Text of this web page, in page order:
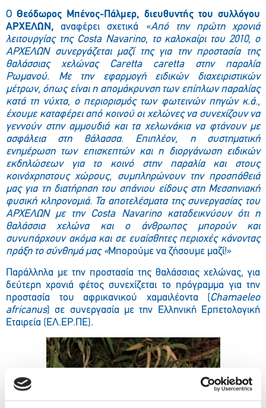
OΘεόδωρος Μπένος-Πάλμερ, διευθυντής του συλλόγου
ΑΡΧΕΛΩΝ,αναφέρει σχετικά «Από την πρώτη χρονιά
λειτουργίας της Costa Navarino, το καλοκαίρι του 2010, ο
ΑΡΧΕΛΩΝ συνεργάζεται μαζί της για την προστασία της
θαλάσσιας χελώνας Caretta caretta στην παραλία
Ρωμανού. Με την εφαρμογή ειδικών διαχειριστικών
μέτρων, όπως είναι η απομάκρυνση των επίπλων παραλίας
κατά τη νύχτα, ο περιορισμός των φωτεινών πηγών κ.ά.,
έχουμε καταφέρει από κοινού οι χελώνες να συνεχίζουν να
γεννούν στην αμμουδιά και τα χελωνάκια να φτάνουν με
ασφάλεια στη θάλασσα. Επιπλέον, η συστηματική
ενημέρωση των επισκεπτών και η διοργάνωση ειδικών
εκδηλώσεων για το κοινό στην παραλία και στους
κοινόχρηστους χώρους, συμπληρώνουν την προσπάθειά
μας για τη διατήρηση του σπάνιου είδους στη Μεσσηνιακή
φυσική κληρονομιά. Τα αποτελέσματα της συνεργασίας του
ΑΡΧΕΛΩΝ με την Costa Navarino καταδεικνύουν ότι η
θαλάσσια χελώνα και ο άνθρωπος μπορούν και
συνυπάρχουν ακόμα και σε ευαίσθητες περιοχές κάνοντας
πράξη το σύνθημά μας «Μπορούμε να ζήσουμε μαζί!»
Παράλληλα με την προστασία της θαλάσσιας χελώνας, για
δεύτερη χρονιά φέτος συνεχίζεται το πρόγραμμα για την
προστασία του αφρικανικού χαμαιλέοντα (Chamaeleo
africanus) σε συνεργασία με την Ελληνική Ερπετολογική
Εταιρεία (ΕΛ.ΕΡ.ΠΕ).